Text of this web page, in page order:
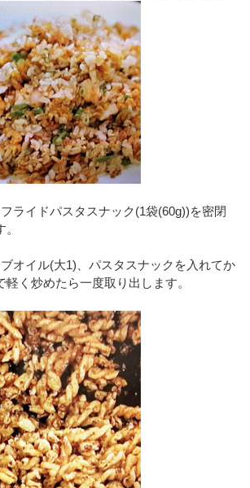
ライドパスタスナック(1袋(60g))を密閉
オイル(大1)、パスタスナックを入れてか
軽く炒めたら一度取り出します。